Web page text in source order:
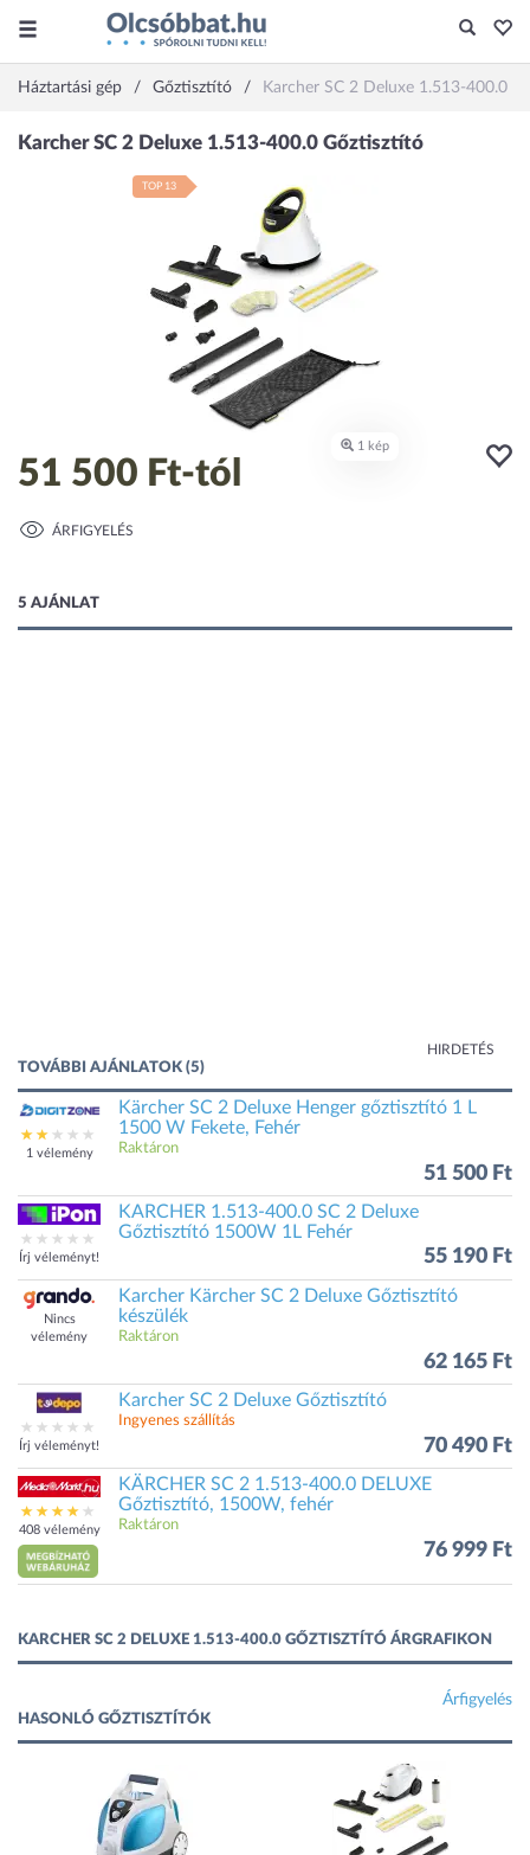
Háztartási gép Gőztisztító Karcher SC 2 Deluxe 1.513-400.0
51 500 Ft-tól
ÁRFIGYELÉS
5 AJÁNLAT
HIRDETÉS
TOVÁBBI AJÁNLATOK (5)
1 vélemény
Kärcher SC 2 Deluxe Henger gőztisztító 1 L
1500 W Fekete, Fehér
Raktáron
51 500 Ft
Írj véleményt!
KARCHER 1.513-400.0 SC 2 Deluxe
Gőztisztító 1500W 1L Fehér
55 190 Ft
Nincs
vélemény
Karcher Kärcher SC 2 Deluxe Gőztisztító
készülék
Raktáron
62 165 Ft
Írj véleményt!
Karcher SC 2 Deluxe Gőztisztító
Ingyenes szállítás
70 490 Ft
408 vélemény
KÄRCHER SC 2 1.513-400.0 DELUXE
Gőztisztító, 1500W, fehér
Raktáron
76 999 Ft
KARCHER SC 2 DELUXE 1.513-400.0 GŐZTISZTÍTÓ ÁRGRAFIKON
Árfigyelés
HASONLÓ GŐZTISZTÍTÓK